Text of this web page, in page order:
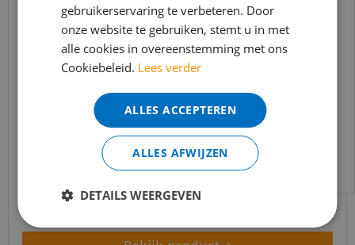
Quick-step - Impressive - IM1855 zachte eik natuur
t/m 14 augustus telefonisch helaas niet
bereikbaar.
Bestelling worden uiteraard verwerkt
echter iets minder snel dan wat je van ons
gewend bent.
Voor vragen kan je ons bereiken via
info@merkvloerenwinkel.nl
gebruikerservaring te verbeteren. Door
onze website te gebruiken, stemt u in met
alle cookies in overeenstemming met ons
Cookiebeleid. Lees verder
ALLES ACCEPTEREN
ALLES AFWIJZEN
DETAILS WEERGEVEN